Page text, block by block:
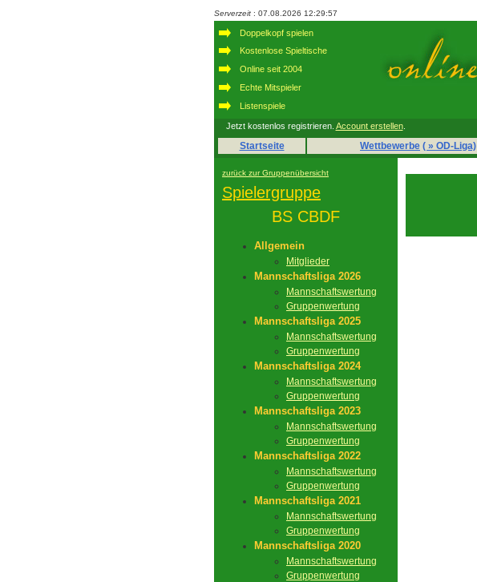
Serverzeit : 07.08.2026 12:29:57
Doppelkopf spielen
Kostenlose Spieltische
Online seit 2004
Echte Mitspieler
Listenspiele
Jetzt kostenlos registrieren. Account erstellen.
Startseite Wettbewerbe ( » OD-Liga)
zurück zur Gruppenübersicht
Spielergruppe
BS CBDF
Allgemein
Mitglieder
Mannschaftsliga 2026
Mannschaftswertung
Gruppenwertung
Mannschaftsliga 2025
Mannschaftswertung
Gruppenwertung
Mannschaftsliga 2024
Mannschaftswertung
Gruppenwertung
Mannschaftsliga 2023
Mannschaftswertung
Gruppenwertung
Mannschaftsliga 2022
Mannschaftswertung
Gruppenwertung
Mannschaftsliga 2021
Mannschaftswertung
Gruppenwertung
Mannschaftsliga 2020
Mannschaftswertung
Gruppenwertung